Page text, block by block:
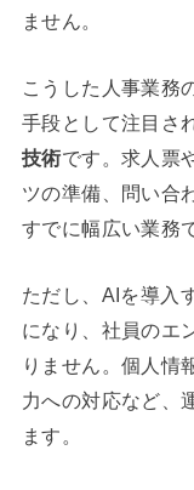
ません。
こうした人事業務
手段として注目さ
技術です。求人票
ツの準備、問い合
すでに幅広い業務
ただし、AIを導入
になり、社員のエ
りません。個人情
力への対応など、
ます。